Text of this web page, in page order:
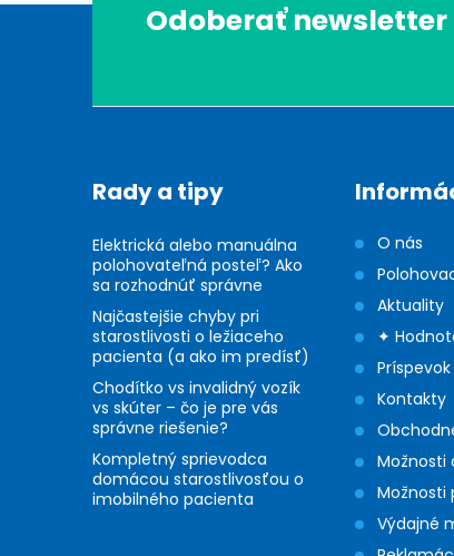
Odoberať newsletter
Rady a tipy
Elektrická alebo manuálna
polohovateľná posteľ? Ako
sa rozhodnúť správne
Najčastejšie chyby pri
starostlivosti o ležiaceho
pacienta (a ako im predísť)
Chodítko vs invalidný vozík
vs skúter – čo je pre vás
správne riešenie?
Kompletný sprievodca
domácou starostlivosťou o
imobilného pacienta
O nás
Aktuality
✦
Príspevok
Kontakty
Možnosti
Možnosti
Výdajné